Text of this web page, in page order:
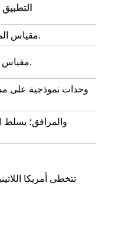
التطبيق
مقياس المنفعة؛ يضع معيارًا للتكامل وكثافة الطاقة.
مقياس المنفعة؛ يدفع حدود كثافة طاقة الحاويات.
وحدات نموذجية على
تتخطى أمريكا